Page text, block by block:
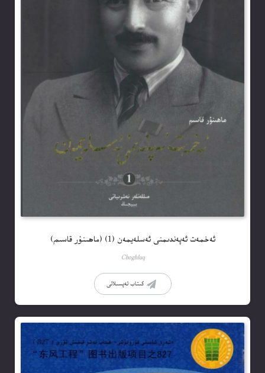
ئەخمەت ئەپەندىمنى ئەسلەيمەن (1) (ماھىنۇر قاسىم)
Choghluq
كىتاب تەپسىلاتى